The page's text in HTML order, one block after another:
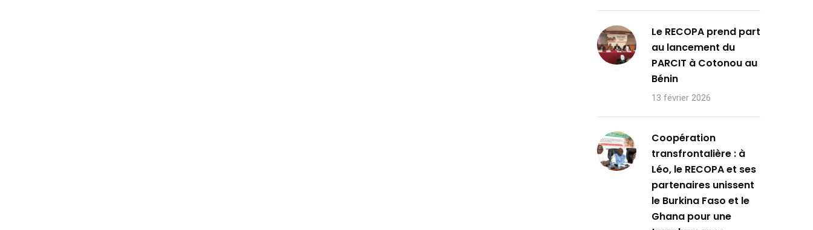
Le RECOPA prend part
au lancement du
PARCIT à Cotonou au
Bénin
13 février 2026
Coopération
transfrontalière : à
Léo, le RECOPA et ses
partenaires unissent
le Burkina Faso et le
Ghana pour une